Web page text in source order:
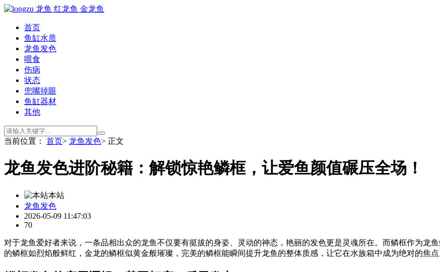
首页
鱼缸水质
龙鱼发色
喂食
伤病
状态
兜嘴掉眼
鱼缸器材
其他
当前位置： 首页> 龙鱼发色> 正文
龙鱼发色进阶秘籍：解锁惊艳鳞框，让爱鱼颜值碾压全场！
本站
龙鱼发色
2026-05-09 11:47:03
70
对于龙鱼爱好者来说，一条品相出众的龙鱼不仅要有挺拔的身姿、灵动的神态，艳丽的发色更是灵魂所在。而鳞框作为
的鳞框如烈焰般鲜红，金龙的鳞框似黄金般璀璨，完美的鳞框能瞬间提升龙鱼的整体质感，让它在水族箱中成为绝对的焦点